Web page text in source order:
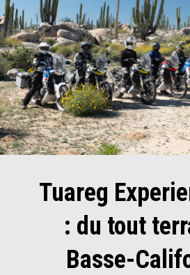
Tuareg
: du tout
Basse-